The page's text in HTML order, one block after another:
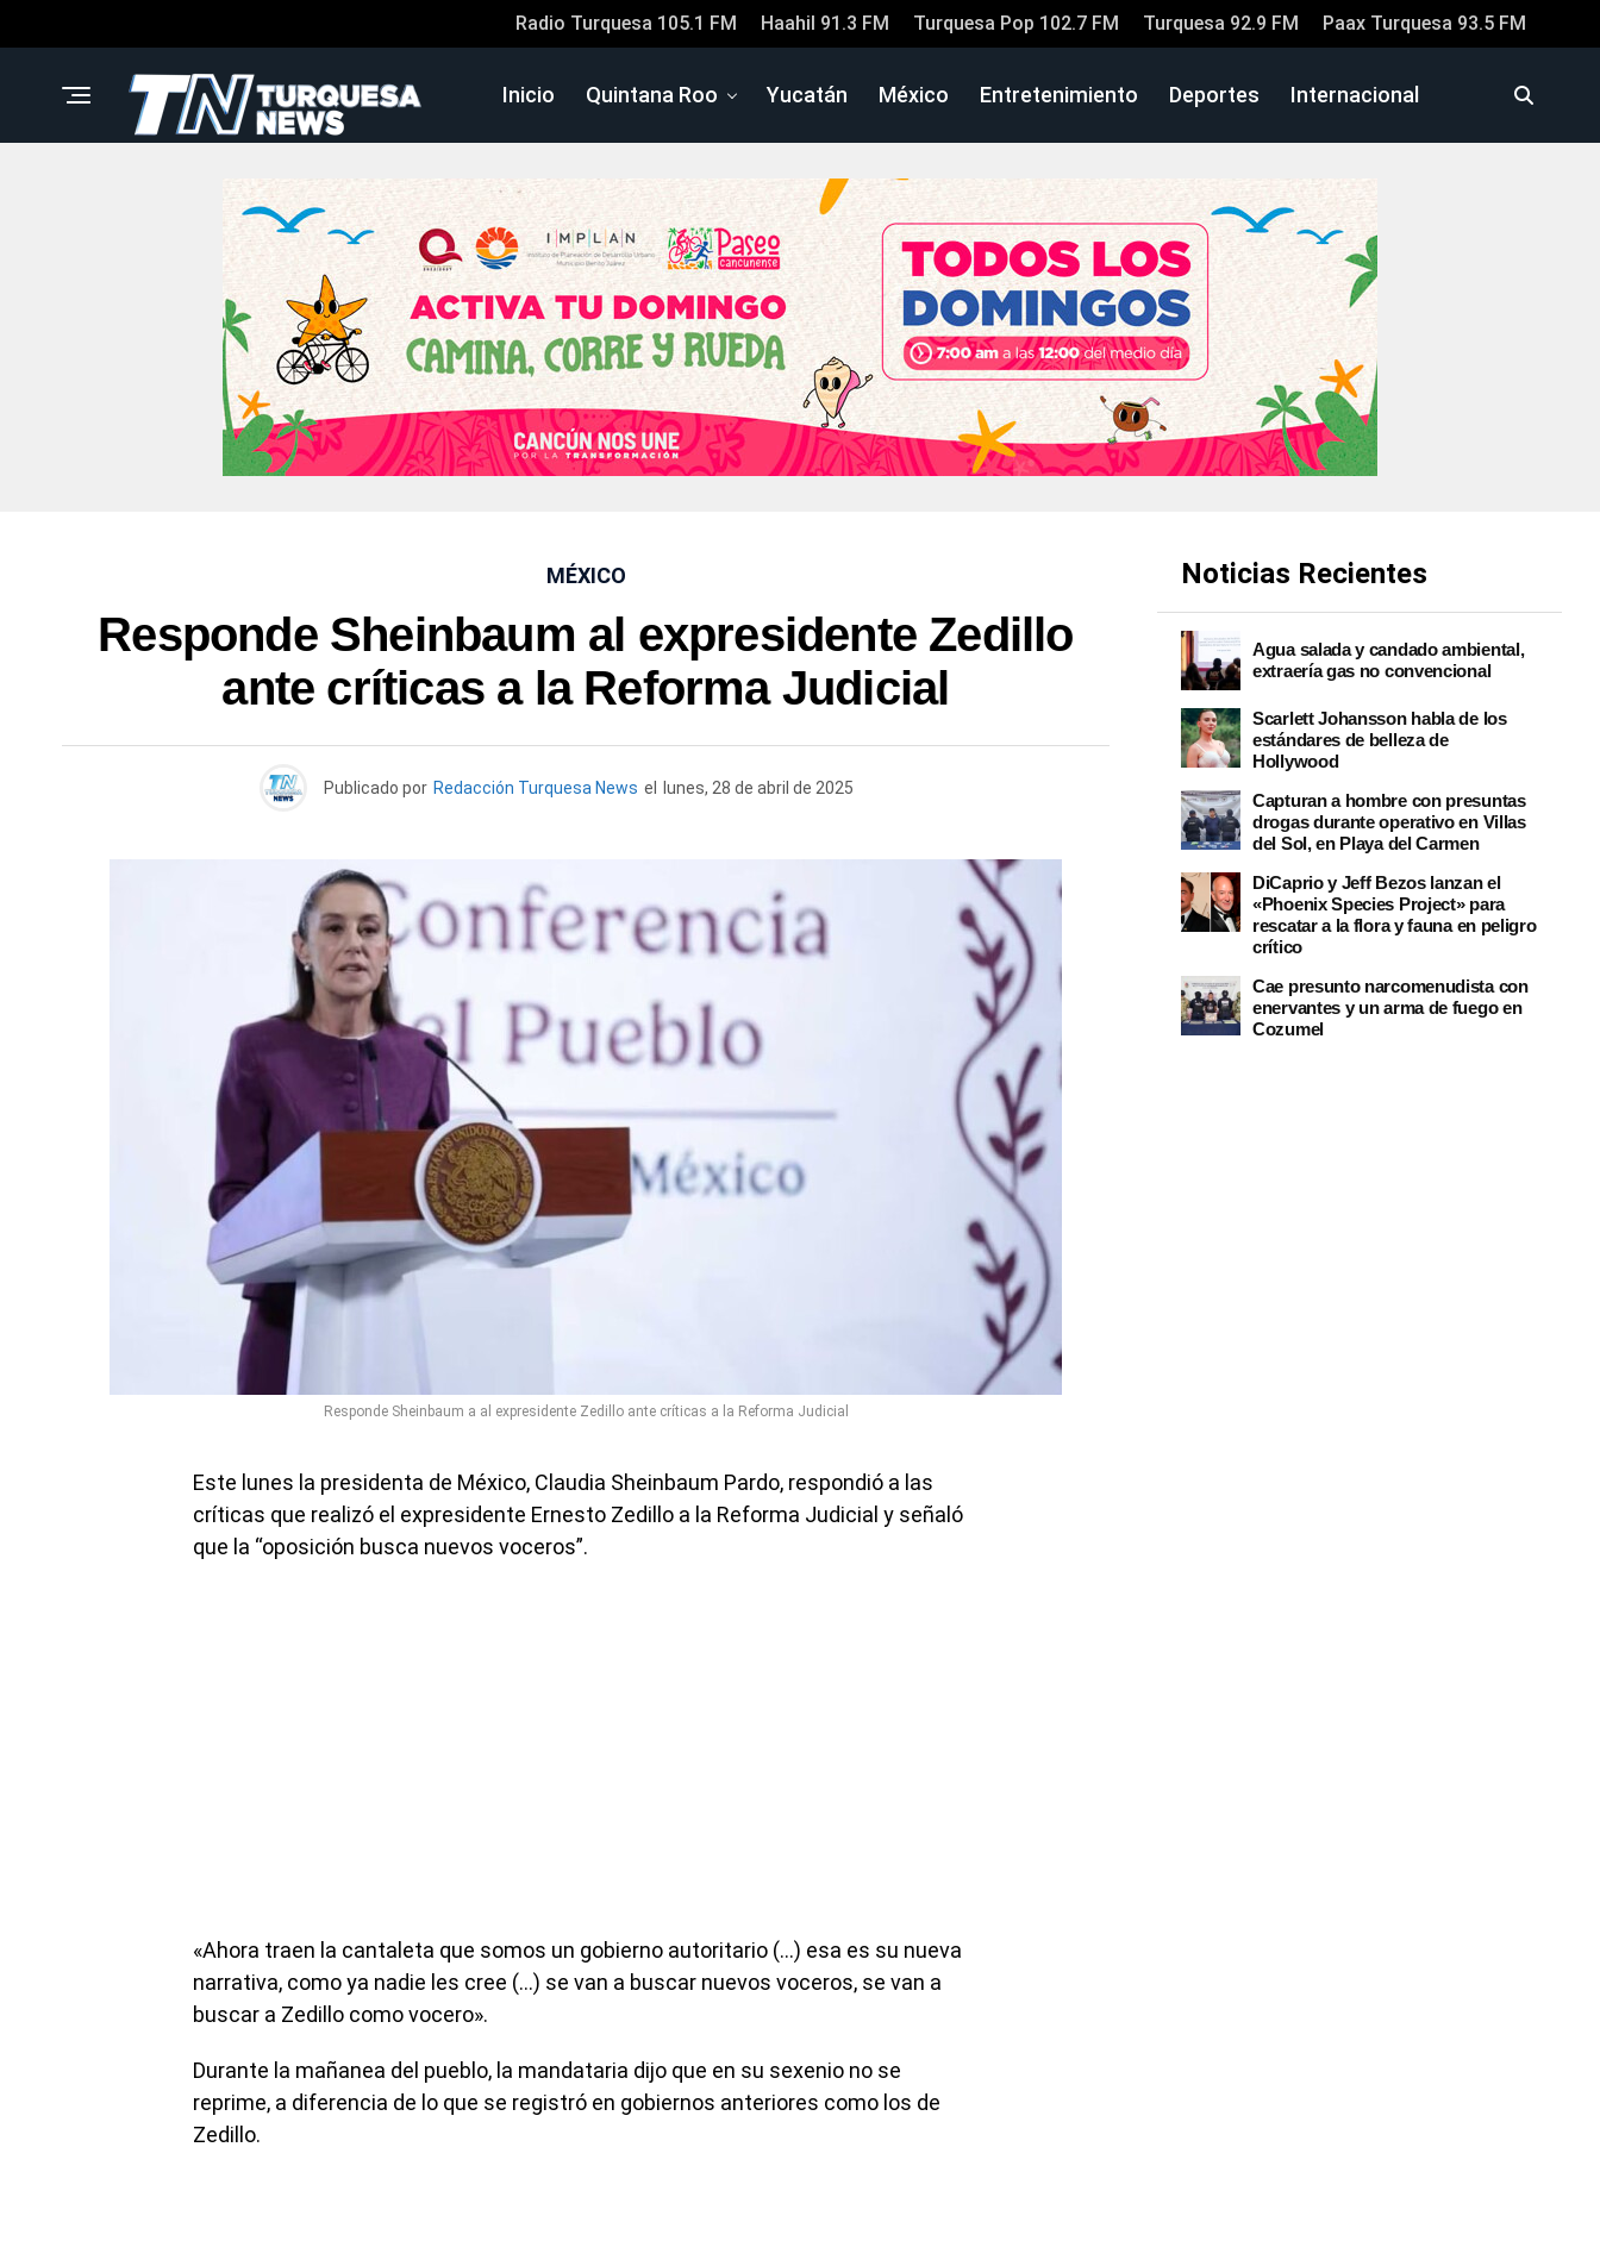
Radio Turquesa 105.1 FM Haahil 91.3 FM Turquesa Pop 102.7 FM Turquesa 92.9 FM Paax Turquesa 93.5 FM
Inicio Quintana Roo Yucatán México Entretenimiento Deportes Internacional
MÉXICO
Responde Sheinbaum al expresidente Zedillo
ante críticas a la Reforma Judicial
Publicado por Redacción Turquesa News el lunes, 28 de abril de 2025
Responde Sheinbaum a al expresidente Zedillo ante críticas a la Reforma Judicial
Este lunes la presidenta de México, Claudia Sheinbaum Pardo, respondió a las
críticas que realizó el expresidente Ernesto Zedillo a la Reforma Judicial y señaló
que la “oposición busca nuevos voceros”.
«Ahora traen la cantaleta que somos un gobierno autoritario (…) esa es su nueva
narrativa, como ya nadie les cree (…) se van a buscar nuevos voceros, se van a
buscar a Zedillo como vocero».
Durante la mañanea del pueblo, la mandataria dijo que en su sexenio no se
reprime, a diferencia de lo que se registró en gobiernos anteriores como los de
Zedillo.
Noticias Recientes
Agua salada y candado ambiental,
extraería gas no convencional
Scarlett Johansson habla de los
estándares de belleza de
Hollywood
Capturan a hombre con presuntas
drogas durante operativo en Villas
del Sol, en Playa del Carmen
DiCaprio y Jeff Bezos lanzan el
«Phoenix Species Project» para
rescatar a la flora y fauna en peligro
crítico
Cae presunto narcomenudista con
enervantes y un arma de fuego en
Cozumel